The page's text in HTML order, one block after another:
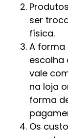
ser
física.
A forma
escolha
vale
na loja
forma
Os